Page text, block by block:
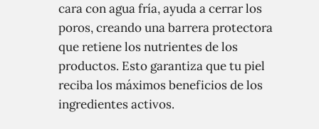
cara con agua fría, ayuda a cerrar los
poros, creando una barrera protectora
que retiene los nutrientes de los
productos. Esto garantiza que tu piel
reciba los máximos beneficios de los
ingredientes activos.